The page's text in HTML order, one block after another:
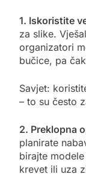
1. Iskoristite
za slike.
organizatori
bučice, pa
Savjet:
– to su često
2. Preklopna
planirate
birajte
krevet ili uza